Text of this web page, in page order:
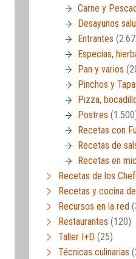
Carne y
Desayunos
Entrantes
Especias,
Pan y varios
Pinchos y
Pizza,
Postres
Recetas con
Recetas de
Recetas en
Recetas de los
Recetas y cocina
Recursos en la red
Restaurantes (120)
Taller I+D (25)
Técnicas culinarias